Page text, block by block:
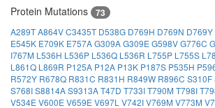
Protein Mutations 73
A289TA864VC3435T D538G D769H D769N D769Y
E545K E709K E757AG309AG309E G598VG776C
I767M L536H L536P L536Q L536R L755P L755S
L861Q L869R P125A P12A P13K P187S P535H
R572Y R678Q R831C R831H R849W R896C S310F
S768IS8814AS9313AT47D T733IT790M T798I
V534E V600E V659E V697L V742IV769M V773M